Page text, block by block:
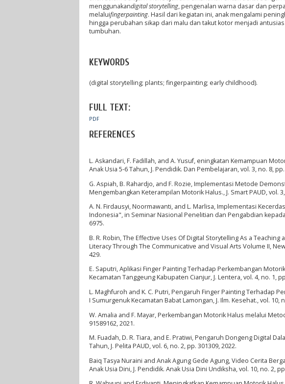
menggunakandigital storytelling, pengenalan warna dasar dan
melaluifingerpainting. Hasil dari kegiatan ini, anak mengalami
hingga perubahan sikap dari malu dan takut kotor menjadi
tumbuhan.
KEYWORDS
(digital storytelling; plants; fingerpainting; early childhood).
FULL TEXT:
PDF
REFERENCES
L. Askandari, F. Fadillah, and A. Yusuf, eningkatan Kemampuan
Anak Usia 5-6 Tahun, J. Pendidik. Dan Pembelajaran, vol. 3, no. 8, pp.
G. Aspiah, B. Rahardjo, and F. Rozie, Implementasi Metode
Mengembangkan Keterampilan Motorik Halus., J. Smart PAUD, vol.
A. N. Firdausyi, Noormawanti, and L. Marlisa, Implementasi
Indonesia", in Seminar Nasional Penelitian dan Pengabdian
6975.
B. R. Robin, The Effective Uses Of Digital Storytelling As a
Literacy Through The Communicative and Visual Arts Volume II,
429.
E. Saputri, Aplikasi Finger Painting Terhadap Perkembangan
Kecamatan Tanggeung Kabupaten Cianjur, J. Lentera, vol. 4, no. 1,
L. Maghfuroh and K. C. Putri, Pengaruh Finger Painting Terhadap
I Sumurgenuk Kecamatan Babat Lamongan, J. Ilm. Kesehat., vol. 10,
W. Amalia and F. Mayar, Perkembangan Motorik Halus melalui
91589162, 2021.
M. Fuadah, D. R. Tiara, and E. Pratiwi, Pengaruh Dongeng Digital
Tahun, J. Pelita PAUD, vol. 6, no. 2, pp. 301309, 2022.
Baiq Tasya Nuraini and Anak Agung Gede Agung, Video Cerita
Anak Usia Dini, J. Pendidik. Anak Usia Dini Undiksha, vol. 10, no. 2,